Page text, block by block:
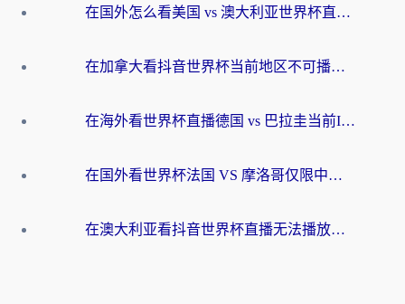
在国外怎么看美国 vs 澳大利亚世界杯直播？海外党必藏的中文解说观赛指南
在加拿大看抖音世界杯当前地区不可播放？海外党体育观赛终极指南
在海外看世界杯直播德国 vs 巴拉圭当前IP受限制？这篇指南帮你轻松解决地区限制
在国外看世界杯法国 VS 摩洛哥仅限中国大陆？别让地域限制拦下你的欢呼
在澳大利亚看抖音世界杯直播无法播放？海外党体育观赛终极指南来了！